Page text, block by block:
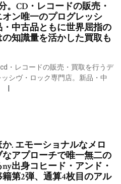
。CD・レコードの販売・
ン唯一のプログレッシ
中古品ともに世界屈指の
知識量を活かした買取も
・レコードの販売・買取を行うデ
シヴ・ロック専門店。新品・中
. エモーショナルなメロ
アプローチで唯一無二の
出身コヒード・アンド・
第2弾、通算4枚目のアル